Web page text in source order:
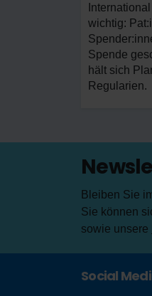
wichtig:
Spende
hält sich
Regularien.
Bleiben Sie
Sie können
sowie unsere
Social